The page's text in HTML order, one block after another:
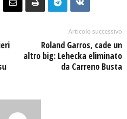
Articolo successivo
Roland Garros, cade un
altro big: Lehecka eliminato
da Carreno Busta